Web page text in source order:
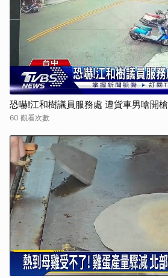
恐嚇!江和樹議員服務處 遭貨車男嗆開槍
60 觀看次數